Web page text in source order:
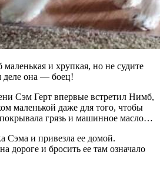
и хрупкая, но не судите
деле она — боец!
Сэм Герт впервые встретил Нимб,
маленькой даже для того, чтобы
покрывала грязь и машинное масло…
и привезла ее домой.
дороге и бросить ее там означало